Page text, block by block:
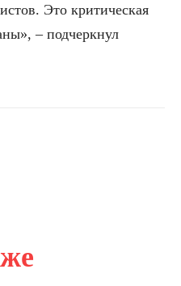
Это критическая
– подчеркнул